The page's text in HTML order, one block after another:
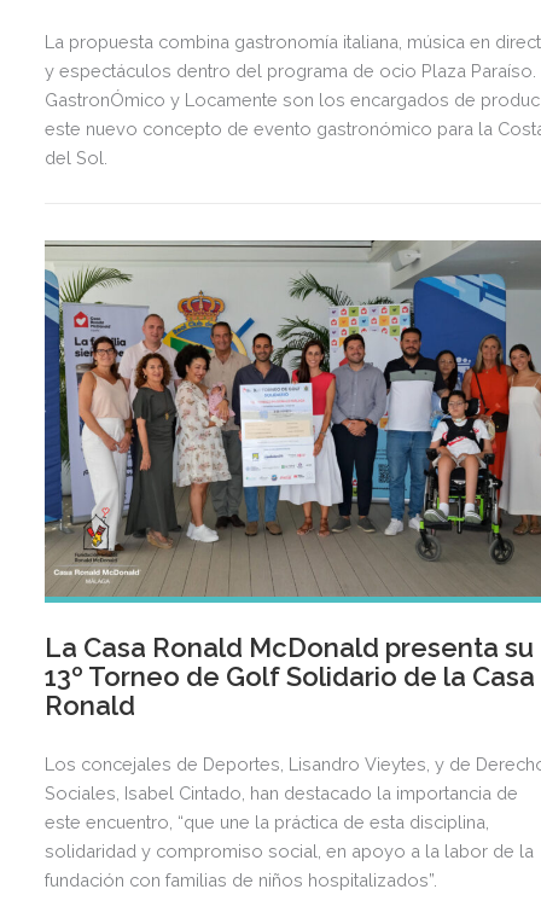
La propuesta combina gastronomía italiana, música en
y espectáculos dentro del programa de ocio Plaza Paraíso.
GastronÓmico y Locamente son los encargados de
este nuevo concepto de evento gastronómico para la
del Sol.
La Casa Ronald McDonald presenta su
13º Torneo de Golf Solidario de la Casa
Ronald
Los concejales de Deportes, Lisandro Vieytes, y de
Sociales, Isabel Cintado, han destacado la importancia de
este encuentro, “que une la práctica de esta disciplina,
solidaridad y compromiso social, en apoyo a la labor de la
fundación con familias de niños hospitalizados”.